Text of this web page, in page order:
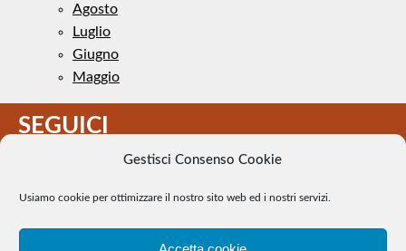
Gestisci Consenso Cookie
Usiamo cookie per ottimizzare il nostro sito web ed i nostri servizi.
Agosto
Luglio
Giugno
Maggio
SEGUICI